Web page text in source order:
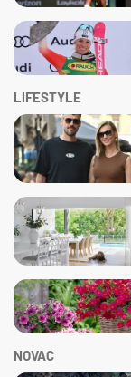
NOVAC
LIFESTYLE